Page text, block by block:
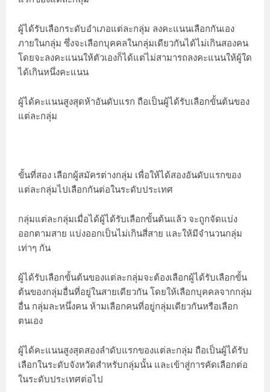
ผู้ได้รับเลือกระดับอำเภอแต่ละกลุ่ม ลงคะแนนเลือกกันเอง
ภายในกลุ่ม ซึ่งจะเลือกบุคคลในกลุ่มเดียวกันได้ไม่เกินสองคน
โดยจะลงคะแนนให้ตัวเองก็ได้แต่ไม่สามารถลงคะแนนให้ผู้ใด
ได้เกินหนึ่งคะแนน
ผู้ได้คะแนนสูงสุดห้าอันดับแรก ถือเป็นผู้ได้รับเลือกขั้นต้นของ
แต่ละกลุ่ม
ขั้นที่สอง เลือกผู้สมัครต่างกลุ่ม เพื่อให้ได้สองอันดับแรกของ
แต่ละกลุ่มไปเลือกกันต่อในระดับประเทศ
กลุ่มแต่ละกลุ่มเมื่อได้ผู้ได้รับเลือกขั้นต้นแล้ว จะถูกจัดแบ่ง
ออกตามสาย แบ่งออกเป็นไม่เกินสี่สาย และให้มีจำนวนกลุ่ม
เท่าๆ กัน
ผู้ได้รับเลือกขั้นต้นของแต่ละกลุ่มจะต้องเลือกผู้ได้รับเลือกขั้น
ต้นของกลุ่มอื่นที่อยู่ในสายเดียวกัน โดยให้เลือกบุคคลจากกลุ่ม
อื่น กลุ่มละหนึ่งคน ห้ามเลือกคนที่อยู่กลุ่มเดียวกันหรือเลือก
ตนเอง
ผู้ได้คะแนนสูงสุดสองลำดับแรกของแต่ละกลุ่ม ถือเป็นผู้ได้รับ
เลือกในระดับจังหวัดสำหรับกลุ่มนั้น และเข้าสู่การคัดเลือกต่อ
ในระดับประเทศต่อไป